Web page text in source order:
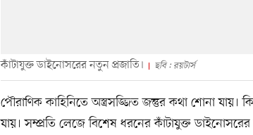
কাঁটাযুক্ত ডাইনোসরের নতুন প্রজাতি। ছবি : রয়টার্স
পৌরাণিক কাহিনিতে অস্ত্রসজ্জিত জন্তুর কথা শোনা যায়।
যায়। সম্প্রতি লেজে বিশেষ ধরনের কাঁটাযুক্ত